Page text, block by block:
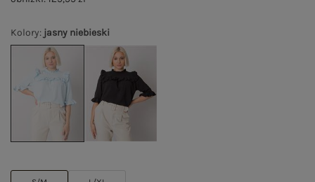
Kolory: jasny niebieski